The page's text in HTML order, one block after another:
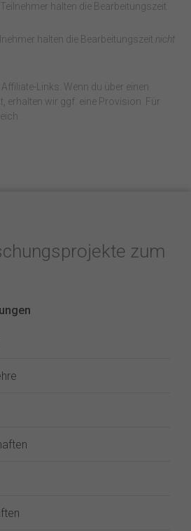
halten die Bearbeitungszeit
halten die Bearbeitungszeit nicht
Links. Wenn du über einen
erhalten wir ggf. eine Provision. Für
zum